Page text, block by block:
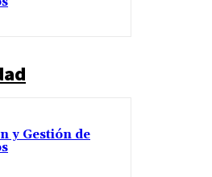
y Gestión de